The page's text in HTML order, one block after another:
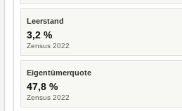
Leerstand
3,2 %
Zensus 2022
Eigentümerquote
47,8 %
Zensus 2022